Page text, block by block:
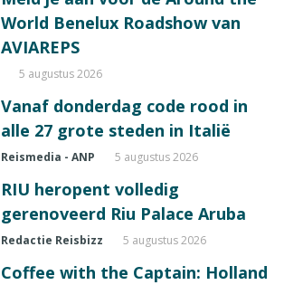
World Benelux Roadshow van
AVIAREPS
5 augustus 2026
Vanaf donderdag code rood in
alle 27 grote steden in Italië
Reismedia - ANP 5 augustus 2026
RIU heropent volledig
gerenoveerd Riu Palace Aruba
Redactie Reisbizz 5 augustus 2026
Coffee with the Captain: Holland